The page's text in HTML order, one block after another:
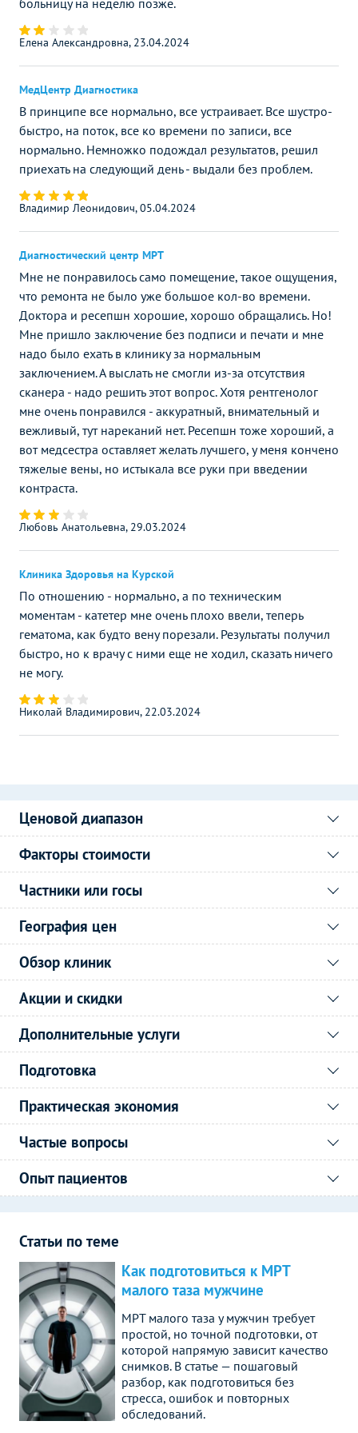
Елена Александровна, 23.04.2024
МедЦентр Диагностика
В принципе все нормально, все устраивает. Все шустро-
быстро, на поток, все ко времени по записи, все
нормально. Немножко подождал результатов, решил
приехать на следующий день - выдали без проблем.
Владимир Леонидович, 05.04.2024
Диагностический центр МРТ
Мне не понравилось само помещение, такое ощущения,
что ремонта не было уже большое кол-во времени.
Доктора и ресепшн хорошие, хорошо обращались. Но!
Мне пришло заключение без подписи и печати и мне
надо было ехать в клинику за нормальным
заключением. А выслать не смогли из-за отсутствия
сканера - надо решить этот вопрос. Хотя рентгенолог
мне очень понравился - аккуратный, внимательный и
вежливый, тут нареканий нет. Ресепшн тоже хороший, а
вот медсестра оставляет желать лучшего, у меня кончено
тяжелые вены, но истыкала все руки при введении
контраста.
Любовь Анатольевна, 29.03.2024
Клиника Здоровья на Курской
По отношению - нормально, а по техническим
моментам - катетер мне очень плохо ввели, теперь
гематома, как будто вену порезали. Результаты получил
быстро, но к врачу с ними еще не ходил, сказать ничего
не могу.
Николай Владимирович, 22.03.2024
Ценовой диапазон
Факторы стоимости
Частники или госы
География цен
Обзор клиник
Акции и скидки
Дополнительные услуги
Подготовка
Практическая экономия
Частые вопросы
Опыт пациентов
Статьи по теме
Как подготовиться к МРТ
малого таза мужчине
МРТ малого таза у мужчин требует
простой, но точной подготовки, от
которой напрямую зависит качество
снимков. В статье — пошаговый
разбор, как подготовиться без
стресса, ошибок и повторных
обследований.